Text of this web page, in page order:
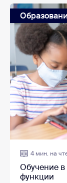
4 мин. на
Обучение в
функции